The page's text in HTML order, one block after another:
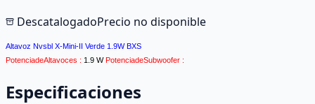
DescatalogadoPrecio no disponible
Altavoz Nvsbl X-Mini-II Verde 1.9W BXS
PotenciadeAltavoces : 1.9 WPotenciadeSubwoofer :
Especificaciones